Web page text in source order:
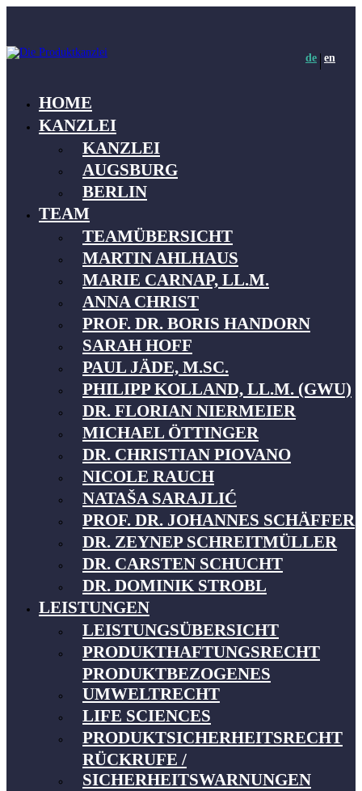
de en
HOME
KANZLEI
KANZLEI
AUGSBURG
BERLIN
TEAM
TEAMÜBERSICHT
MARTIN AHLHAUS
MARIE CARNAP, LL.M.
ANNA CHRIST
PROF. DR. BORIS HANDORN
SARAH HOFF
PAUL JÄDE, M.SC.
PHILIPP KOLLAND, LL.M. (GWU)
DR. FLORIAN NIERMEIER
MICHAEL ÖTTINGER
DR. CHRISTIAN PIOVANO
NICOLE RAUCH
NATAŠA SARAJLIĆ
PROF. DR. JOHANNES SCHÄFFER
DR. ZEYNEP SCHREITMÜLLER
DR. CARSTEN SCHUCHT
DR. DOMINIK STROBL
LEISTUNGEN
LEISTUNGSÜBERSICHT
PRODUKTHAFTUNGSRECHT
PRODUKTBEZOGENES
UMWELTRECHT
LIFE SCIENCES
PRODUKTSICHERHEITSRECHT
RÜCKRUFE /
SICHERHEITSWARNUNGEN